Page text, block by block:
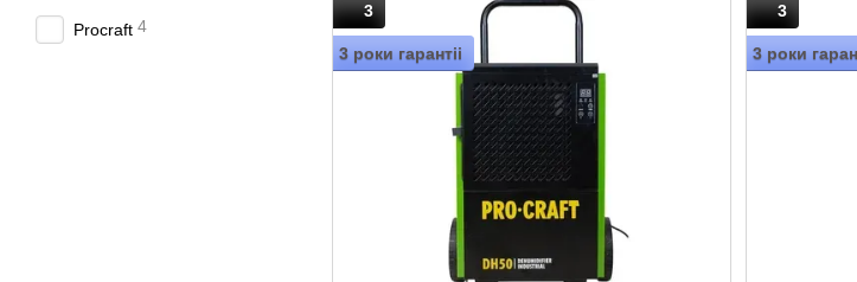
3
3 роки гарантіі
3
3 роки
Procraft 4